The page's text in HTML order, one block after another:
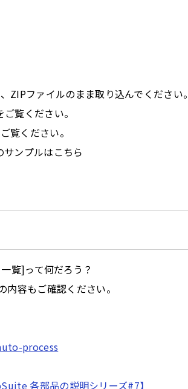
ファイルのまま取り込んでください。
覧ください。
覧ください。
ンプルはこちら
覧]って何だろう？
容もご確認ください。
process
各部品の説明シリーズ#7】